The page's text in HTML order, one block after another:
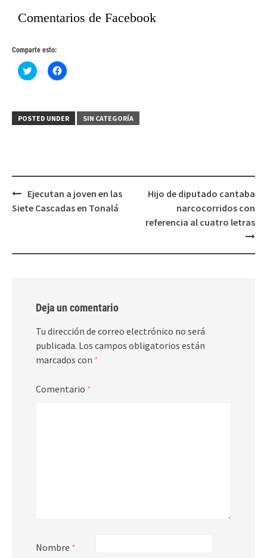
Comentarios de Facebook
Comparte esto:
Haz
clic
(Se
abre
Haz
clic
(Se
abre
POSTED UNDER SIN CATEGORÍA
Post
navigation
Ejecutan a joven en las
Siete Cascadas en Tonalá
Hijo de diputado cantaba
narcocorridos con
referencia al cuatro letras
Deja un comentario
Tu dirección de correo electrónico no será
publicada. Los campos obligatorios están
marcados con *
Comentario *
Nombre *